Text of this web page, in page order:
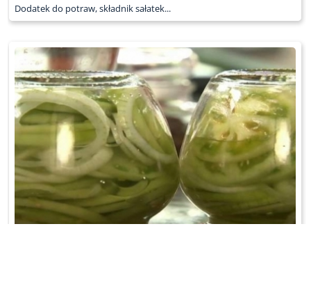
Dodatek do potraw, składnik sałatek...